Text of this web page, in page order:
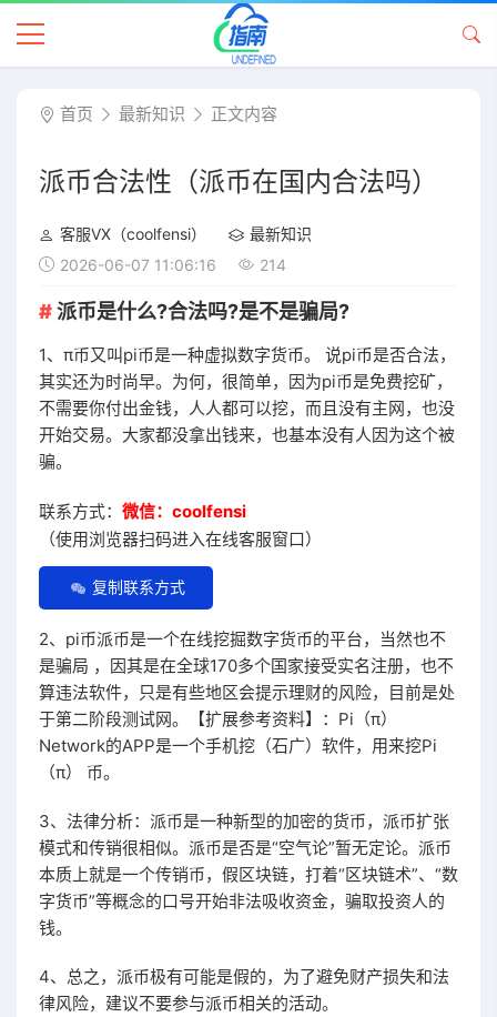
首页 最新知识 正文内容
派币合法性（派币在国内合法吗）
客服VX（coolfensi）
最新知识
2026-06-07 11:06:16
214
派币是什么?合法吗?是不是骗局?
1、π币又叫pi币是一种虚拟数字货币。 说pi币是否合法，
其实还为时尚早。为何，很简单，因为pi币是免费挖矿，
不需要你付出金钱，人人都可以挖，而且没有主网，也没
开始交易。大家都没拿出钱来，也基本没有人因为这个被
骗。
联系方式： 微信：coolfensi
（使用浏览器扫码进入在线客服窗口）
复制联系方式
2、pi币派币是一个在线挖掘数字货币的平台，当然也不
是骗局 ，因其是在全球170多个国家接受实名注册，也不
算违法软件，只是有些地区会提示理财的风险，目前是处
于第二阶段测试网。【扩展参考资料】：Pi（π）
Network的APP是一个手机挖（石广）软件，用来挖Pi
（π） 币。
3、法律分析：派币是一种新型的加密的货币，派币扩张
模式和传销很相似。派币是否是“空气论”暂无定论。派币
本质上就是一个传销币，假区块链，打着“区块链术”、“数
字货币”等概念的口号开始非法吸收资金，骗取投资人的
钱。
4、总之，派币极有可能是假的，为了避免财产损失和法
律风险，建议不要参与派币相关的活动。